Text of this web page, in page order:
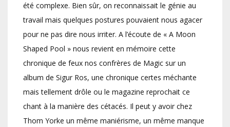
été complexe. Bien sûr, on reconnaissait le génie au
travail mais quelques postures pouvaient nous agacer
pour ne pas dire nous irriter. A l’écoute de « A Moon
Shaped Pool » nous revient en mémoire cette
chronique de feux nos confrères de Magic sur un
album de Sigur Ros, une chronique certes méchante
mais tellement drôle ou le magazine reprochait ce
chant à la manière des cétacés. Il peut y avoir chez
Thom Yorke un même maniérisme, un même manque